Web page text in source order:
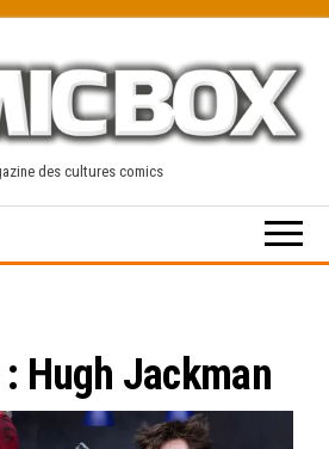
des cultures comics
Hugh Jackman